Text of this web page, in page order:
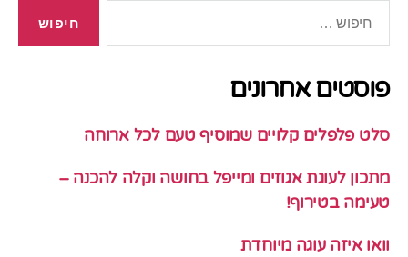
פוסטים אחרונים
סלט פלפלים קלויים שמוסיף טעם לכל ארוחה
מתכון לעוגת אגוזים ומייפל בחושה וקלה להכנה –
טעימה בטירוף!
וואו איזה עוגה מיוחדת